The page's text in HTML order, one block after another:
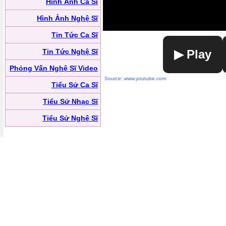
Hình Ảnh Nghệ Sĩ
Tin Tức Ca Sĩ
Tin Tức Nghệ Sĩ
Phỏng Vấn Nghệ Sĩ Video
Tiểu Sử Ca Sĩ
Tiểu Sử Nhạc Sĩ
Tiểu Sử Nghệ Sĩ
▶ Play
Source: www.youtube.com